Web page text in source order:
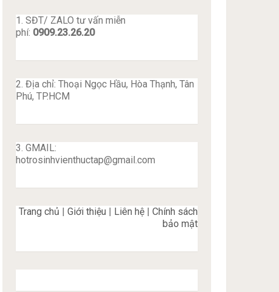
1. SĐT/ ZALO tư vấn miễn
phí: 0909.23.26.20
2. Địa chỉ: Thoại Ngọc Hầu, Hòa Thạnh, Tân
Phú, TP.HCM
3. GMAIL:
hotrosinhvienthuctap@gmail.com
Trang chủ | Giới thiệu | Liên hệ | Chính sách
bảo mật